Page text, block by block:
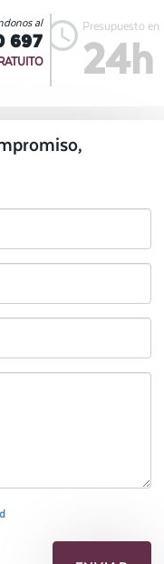
Presupuesto en
24h
al
697